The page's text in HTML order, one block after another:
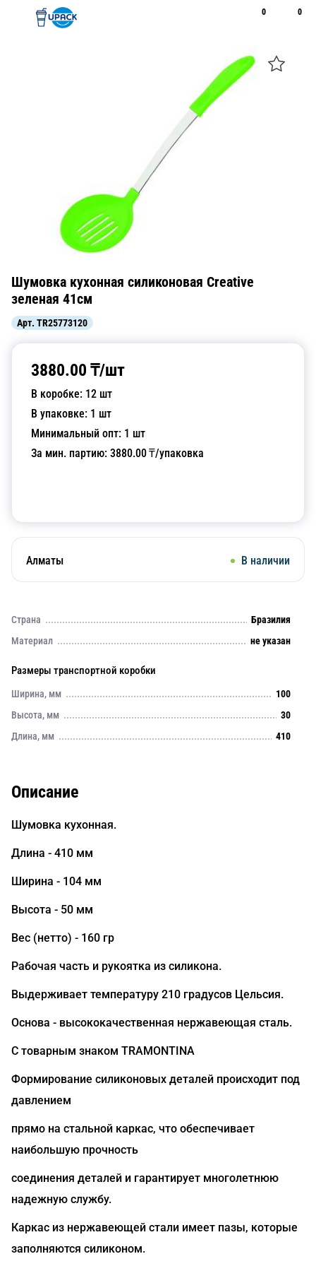
0 0
Шумовка кухонная силиконовая Creative
зеленая 41см
Арт. TR25773120
3880.00 ₸/шт
В коробке: 12 шт
В упаковке: 1 шт
Минимальный опт: 1 шт
За мин. партию: 3880.00₸/упаковка
Алматы В наличии
Страна
Бразилия
Материал
не указан
Размеры транспортной коробки
Ширина, мм
100
Высота, мм
30
Длина, мм
410
Описание
Шумовка кухонная.
Длина - 410 мм
Ширина - 104 мм
Высота - 50 мм
Вес (нетто) - 160 гр
Рабочая часть и рукоятка из силикона.
Выдерживает температуру 210 градусов Цельсия.
Основа - высококачественная нержавеющая сталь.
С товарным знаком TRAMONTINA
Формирование силиконовых деталей происходит под
давлением
прямо на стальной каркас, что обеспечивает
наибольшую прочность
соединения деталей и гарантирует многолетнюю
надежную службу.
Каркас из нержавеющей стали имеет пазы, которые
заполняются силиконом.